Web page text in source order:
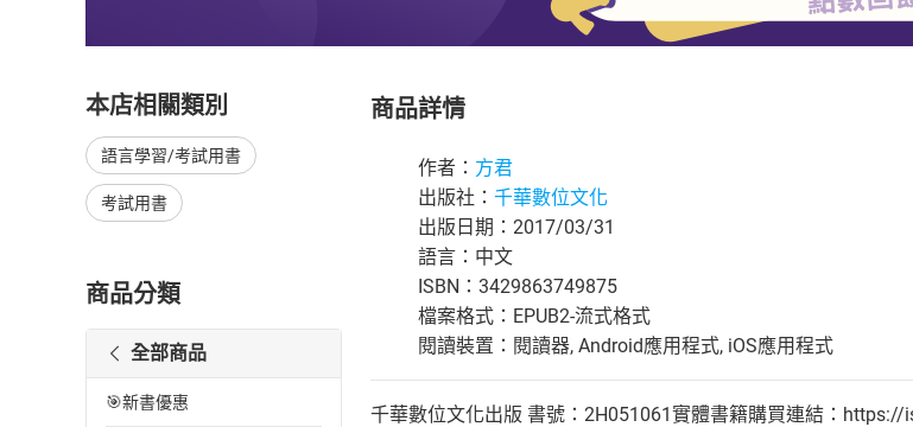
本店相關類別
語言學習/考試用書
考試用書
商品分類
全部商品
🎯新書優惠
商品詳情
作者： 方君
出版社： 千華數位文化
出版日期：2017/03/31
語言：中文
ISBN：3429863749875
檔案格式：EPUB2-流式格式
閱讀裝置：閱讀器, Android應用程式, iOS應用程式
千華數位文化出版 書號：2H051061實體書籍購買連結：